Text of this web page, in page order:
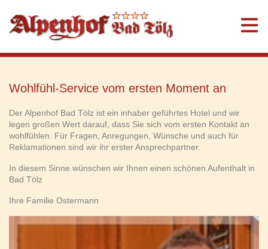
Wohlfühl-Service vom ersten Moment an
Der Alpenhof Bad Tölz ist ein inhaber geführtes Hotel und wir
legen großen Wert darauf, dass Sie sich vom ersten Kontakt an
wohlfühlen. Für Fragen, Anregungen, Wünsche und auch für
Reklamationen sind wir ihr erster Ansprechpartner.
In diesem Sinne wünschen wir Ihnen einen schönen Aufenthalt in
Bad Tölz
Ihre Familie Ostermann